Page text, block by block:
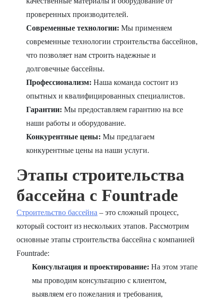
проверенных производителей.
Современные технологии: Мы применяем
современные технологии строительства бассейнов,
что позволяет нам строить надежные и
долговечные бассейны.
Профессионализм: Наша команда состоит из
опытных и квалифицированных специалистов.
Гарантии: Мы предоставляем гарантию на все
наши работы и оборудование.
Конкурентные цены: Мы предлагаем
конкурентные цены на наши услуги.
Этапы строительства
бассейна с Fountrade
Строительство бассейна – это сложный процесс,
который состоит из нескольких этапов. Рассмотрим
основные этапы строительства бассейна с компанией
Fountrade:
Консультация и проектирование: На этом этапе
мы проводим консультацию с клиентом,
выявляем его пожелания и требования,